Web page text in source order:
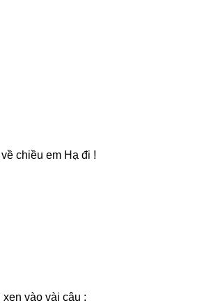
chiều em Hạ đi !
vào vài câu :